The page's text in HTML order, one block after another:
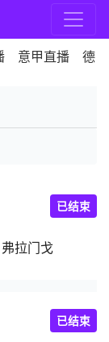
意甲直播 德
弗拉门戈
已结束
已结束